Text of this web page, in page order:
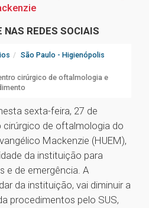
NAS REDES SOCIAIS
São Paulo - Higienópolis
cirúrgico de oftalmologia e
sexta-feira, 27 de
de oftalmologia do
Mackenzie (HUEM),
da instituição para
e de emergência. A
da instituição, vai diminuir a
procedimentos pelo SUS,